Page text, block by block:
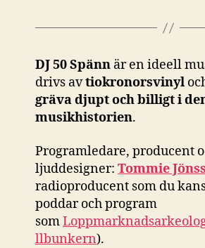
DJ 50 Spänn är en ideell
drivs avtiokronorsvinyl
gräva djupt och billigt i
musikhistorien.
Programledare, producent
ljuddesigner: Tommie
radioproducent som du
poddar och program
som
llbunkern).